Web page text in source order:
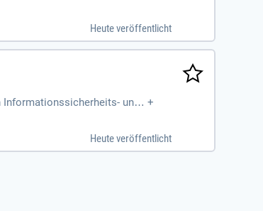
Heute veröffentlicht
Informationssicherheits- und +
Heute veröffentlicht